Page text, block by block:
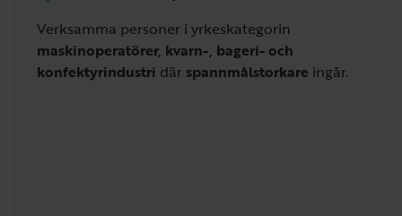
Verksamma personer i yrkeskategorin
maskinoperatörer, kvarn-, bageri- och
konfektyrindustri där spannmålstorkare ingår.